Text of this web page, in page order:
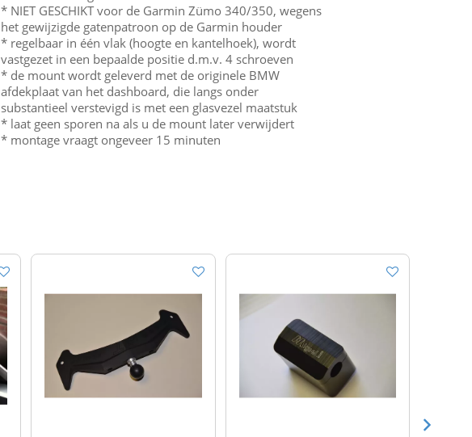
* NIET GESCHIKT voor de Garmin Zümo 340/350, wegens
het gewijzigde gatenpatroon op de Garmin houder
* regelbaar in één vlak (hoogte en kantelhoek), wordt
vastgezet in een bepaalde positie d.m.v. 4 schroeven
* de mount wordt geleverd met de originele BMW
afdekplaat van het dashboard, die langs onder
substantieel verstevigd is met een glasvezel maatstuk
* laat geen sporen na als u de mount later verwijdert
* montage vraagt ongeveer 15 minuten